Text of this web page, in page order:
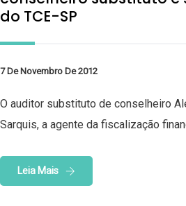
do TCE-SP
7 De Novembro De 2012
O auditor substituto de conselheiro
Sarquis, a agente da fiscalização
Leia Mais